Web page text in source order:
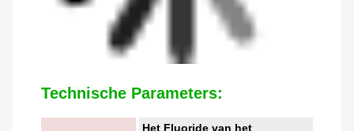
Technische Parameters:
Het Fluoride van het